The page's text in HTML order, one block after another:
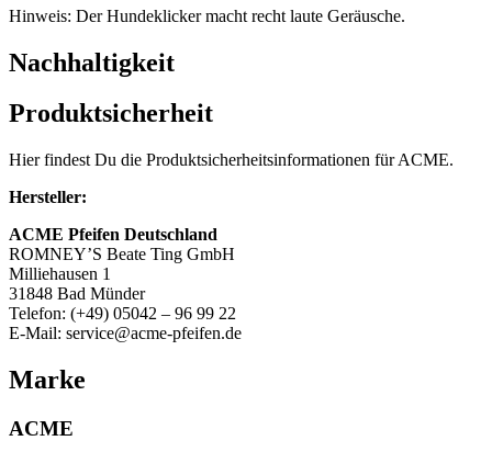
Hinweis: Der Hundeklicker macht recht laute Geräusche.
Nachhaltigkeit
Produktsicherheit
Hier findest Du die Produktsicherheitsinformationen für ACME.
Hersteller:
ACME Pfeifen Deutschland
ROMNEY’S Beate Ting GmbH
Milliehausen 1
31848 Bad Münder
Telefon: (+49) 05042 – 96 99 22
E-Mail: service@acme-pfeifen.de
Marke
ACME